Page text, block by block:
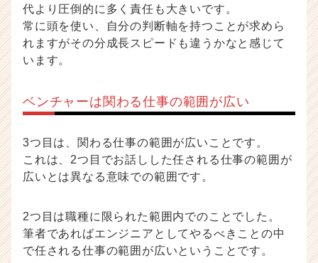
代より圧倒的に多く責任も大きいです。
常に頭を使い、自分の判断軸を持つことが求めら
れますがその分成長スピードも違うかなと感じて
います。
ベンチャーは関わる仕事の範囲が広い
3つ目は、関わる仕事の範囲が広いことです。
これは、2つ目でお話しした任される仕事の範囲が
広いとは異なる意味での範囲です。
2つ目は職種に限られた範囲内でのことでした。
筆者であればエンジニアとしてやるべきことの中
で任される仕事の範囲が広いということです。